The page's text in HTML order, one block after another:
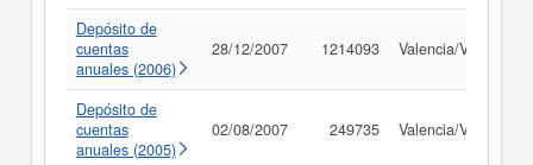
Depósito de
cuentas
anuales (2006)
28/12/2007 1214093 Valencia/València
Depósito de
cuentas
anuales (2005)
02/08/2007 249735 Valencia/València